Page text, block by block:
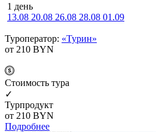
1 день
13.08 20.08 26.08 28.08 01.09
Туроператор: «Турин»
от 210 BYN
Cтоимость тура
✓
Турпродукт
от 210 BYN
Подробнее